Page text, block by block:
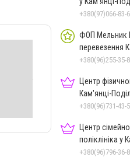
+380(97)066-83-
ФОП Мельник
перевезення
+380(96)255-35-
Центр
Кам'янці-
+380(96)731-43-
Центр
поліклініка у